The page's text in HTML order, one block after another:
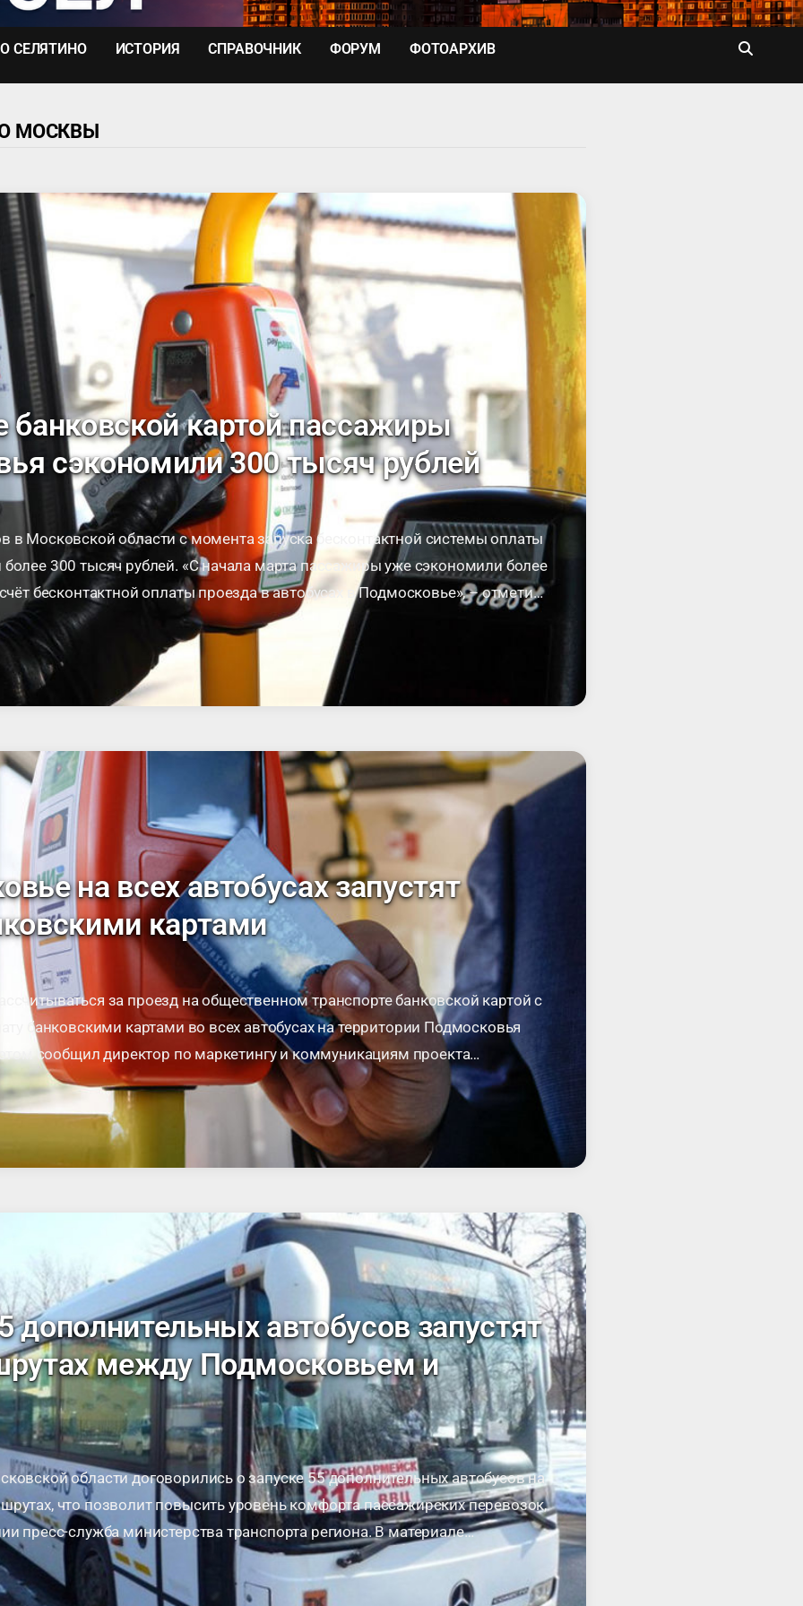
О СЕЛЯТИНО ИСТОРИЯ СПРАВОЧНИК ФОРУМ ФОТОАРХИВ
МОСКВЫ
банковской картой пассажиры
сэкономили 300 тысяч рублей
в Московской области с момента запуска бесконтактной системы оплаты
300 тысяч рублей. «С начала марта пассажиры уже сэкономили более
бесконтактной оплаты проезда в автобусах в Подмосковье», – отметил
…
на всех автобусах запустят
картами
за проезд на общественном транспорте банковской картой с
банковскими картами во всех автобусах на территории Подмосковья
сообщил директор по маркетингу и коммуникациям проекта
«В марте во …
дополнительных автобусов запустят
между Подмосковьем и
области договорились о запуске 55 дополнительных автобусов на
что позволит повысить уровень комфорта пассажирских перевозок,
пресс-служба министерства транспорта региона. В материале
состоялось заседание II Межведомственного координационного совета